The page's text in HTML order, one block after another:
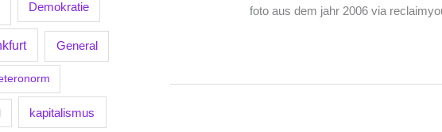
Demokratie
General
kapitalismus
foto aus dem jahr 2006 via